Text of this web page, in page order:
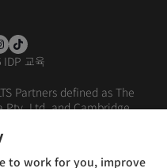
IDP 교육
Partners defined as The
Pty. Ltd. and Cambridge
policy
to work for you, improve